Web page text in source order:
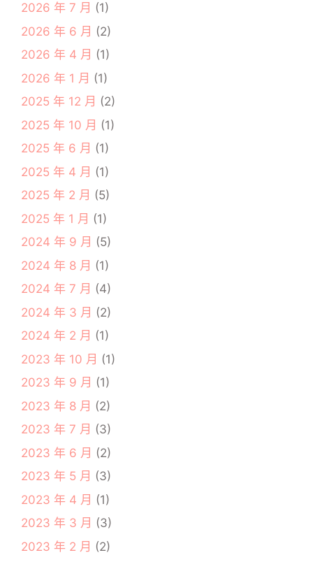
2026 年 7 月 (1)
2026 年 6 月 (2)
2026 年 4 月 (1)
2026 年 1 月 (1)
2025 年 12 月 (2)
2025 年 10 月 (1)
2025 年 6 月 (1)
2025 年 4 月 (1)
2025 年 2 月 (5)
2025 年 1 月 (1)
2024 年 9 月 (5)
2024 年 8 月 (1)
2024 年 7 月 (4)
2024 年 3 月 (2)
2024 年 2 月 (1)
2023 年 10 月 (1)
2023 年 9 月 (1)
2023 年 8 月 (2)
2023 年 7 月 (3)
2023 年 6 月 (2)
2023 年 5 月 (3)
2023 年 4 月 (1)
2023 年 3 月 (3)
2023 年 2 月 (2)